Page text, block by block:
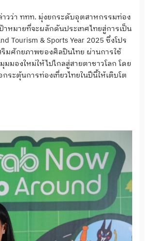
วว่า ททท. มุ่งยกระดับอุตสาหกรรมท่อง
าหมายที่จะผลักดันประเทศไทยสู่การเป็น
Tourism & Sports Year 2025 ซึ่งโปร
ริมศักยภาพของศิลปินไทย ผ่านการใช้
มองใหม่ให้ไปไกลสู่สายตาชาวโลก โดย
ะตุ้นการท่องเที่ยวไทยในปีนี้ให้เติบโต